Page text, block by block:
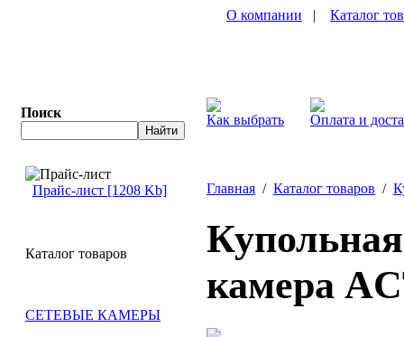
Поиск
О компании | Каталог
Как выбрать Оплата и
Прайс-лист [1208 Kb]
Каталог товаров
СЕТЕВЫЕ КАМЕРЫ
Главная / Каталог товаров /
камера